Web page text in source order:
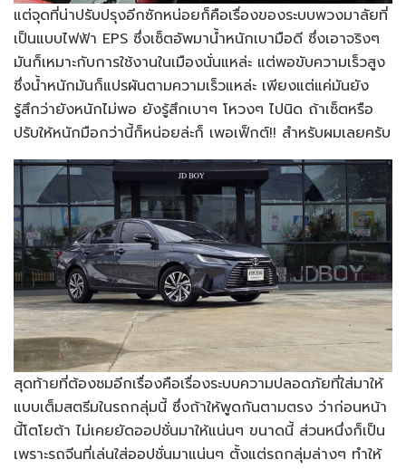
แต่จุดที่น่าปรับปรุงอีกซักหน่อยก็คือเรื่องของระบบพวงมาลัยที่
เป็นแบบไฟฟ้า EPS ซึ่งเซ็ตอัพมาน้ำหนักเบามือดี ซึ่งเอาจริงๆ
มันก็เหมาะกับการใช้งานในเมืองนั่นแหล่ะ แต่พอขับความเร็วสูง
ซึ่งน้ำหนักมันก็แปรผันตามความเร็วแหล่ะ เพียงแต่แค่มันยัง
รู้สึกว่ายังหนักไม่พอ ยังรู้สึกเบาๆ โหวงๆ ไปนิด ถ้าเซ็ตหรือ
ปรับให้หนักมือกว่านี้ก็หน่อยล่ะก็ เพอเฟ็กต์!! สำหรับผมเลยครับ
สุดท้ายที่ต้องชมอีกเรื่องคือเรื่องระบบความปลอดภัยที่ใส่มาให้
แบบเต็มสตรีมในรถกลุ่มนี้ ซึ่งถ้าให้พูดกันตามตรง ว่าก่อนหน้า
นี้โตโยต้า ไม่เคยยัดออปชั่นมาให้แน่นๆ ขนาดนี้ ส่วนหนึ่งก็เป็น
เพราะรถจีนที่เล่นใส่ออปชั่นมาแน่นๆ ตั้งแต่รถกลุ่มล่างๆ ทำให้